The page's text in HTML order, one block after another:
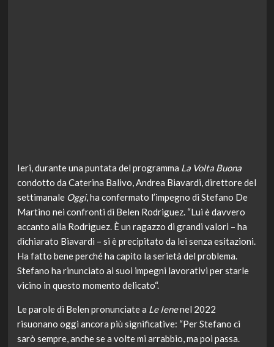
Ieri, durante una puntata del programma La Volta Buona
condotto da Caterina Balivo, Andrea Biavardi, direttore del
settimanale Oggi, ha confermato l’impegno di Stefano De
Martino nei confronti di Belen Rodriguez. “Lui è davvero
accanto alla Rodriguez. È un ragazzo di grandi valori – ha
dichiarato Biavardi – si è precipitato da lei senza esitazioni.
Ha fatto bene perché ha capito la serietà del problema.
Stefano ha rinunciato ai suoi impegni lavorativi per starle
vicino in questo momento delicato“.
Le parole di Belen pronunciate a Le Ienenel 2022
risuonano oggi ancora più significative: “Per Stefano ci
sarò sempre, anche se a volte mi arrabbio, ma poi passa.